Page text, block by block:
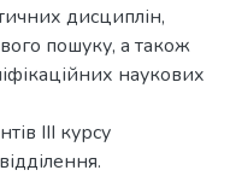
дисциплін,
пошуку, а також
наукових
ІІІ курсу